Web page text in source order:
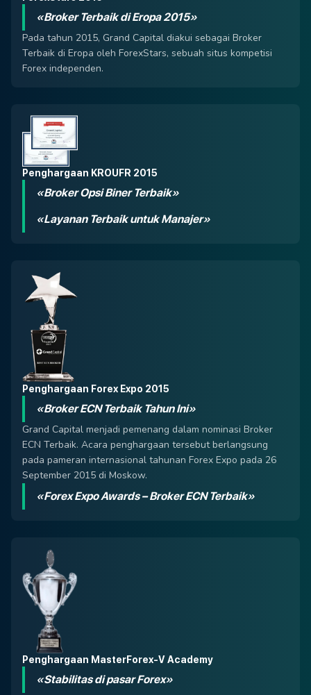
«Broker Terbaik di Eropa 2015»
Pada tahun 2015, Grand Capital diakui sebagai Broker
Terbaik di Eropa oleh ForexStars, sebuah situs kompetisi
Forex independen.
Penghargaan KROUFR 2015
«Broker Opsi Biner Terbaik»
«Layanan Terbaik untuk Manajer»
Penghargaan Forex Expo 2015
«Broker ECN Terbaik Tahun Ini»
Grand Capital menjadi pemenang dalam nominasi Broker
ECN Terbaik. Acara penghargaan tersebut berlangsung
pada pameran internasional tahunan Forex Expo pada 26
September 2015 di Moskow.
«Forex Expo Awards – Broker ECN Terbaik»
Penghargaan MasterForex-V Academy
«Stabilitas di pasar Forex»